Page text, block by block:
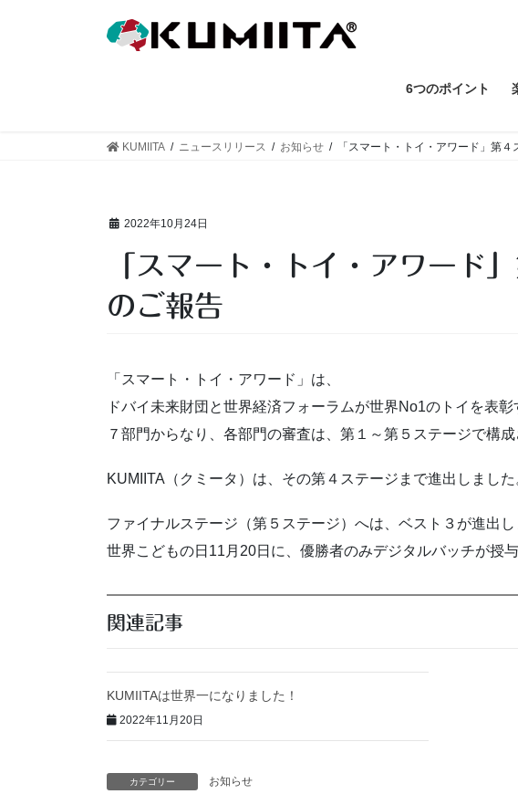
6つのポイント
KUMIITA ニュースリリース お知らせ 「スマート・トイ・アワード」第
2022年10月24日
「スマート・トイ・アワード」第４ステージ進出
のご報告
「スマート・トイ・アワード」は、
ドバイ未来財団と世界経済フォーラムが世界No1のトイを表彰
７部門からなり、各部門の審査は、第１～第５ステージで構成
KUMIITA（クミータ）は、その第４ステージまで進出しました
ファイナルステージ（第５ステージ）へは、ベスト３が進出し
世界こどもの日11月20日に、優勝者のみデジタルバッチが授与
関連記事
KUMIITAは世界一になりました！
2022年11月20日
カテゴリー お知らせ